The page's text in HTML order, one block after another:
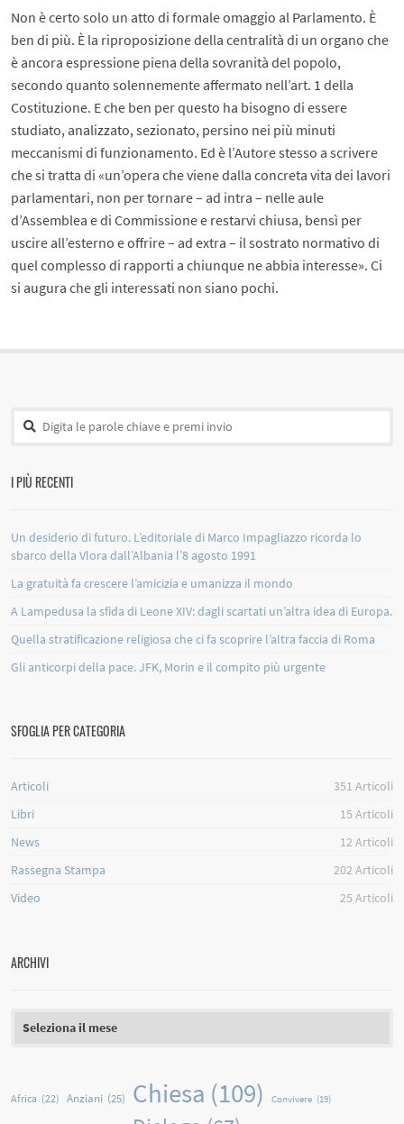
Non è certo solo un atto di formale omaggio al Parlamento. È
ben di più. È la riproposizione della centralità di un organo che
è ancora espressione piena della sovranità del popolo,
secondo quanto solennemente affermato nell’art. 1 della
Costituzione. E che ben per questo ha bisogno di essere
studiato, analizzato, sezionato, persino nei più minuti
meccanismi di funzionamento. Ed è l’Autore stesso a scrivere
che si tratta di «un’opera che viene dalla concreta vita dei lavori
parlamentari, non per tornare – ad intra – nelle aule
d’Assemblea e di Commissione e restarvi chiusa, bensì per
uscire all’esterno e offrire – ad extra – il sostrato normativo di
quel complesso di rapporti a chiunque ne abbia interesse». Ci
si augura che gli interessati non siano pochi.
I PIÙ RECENTI
Un desiderio di futuro. L’editoriale di Marco Impagliazzo ricorda lo
sbarco della Vlora dall’Albania l’8 agosto 1991
La gratuità fa crescere l’amicizia e umanizza il mondo
A Lampedusa la sfida di Leone XIV: dagli scartati un’altra idea di Europa.
Quella stratificazione religiosa che ci fa scoprire l’altra faccia di Roma
Gli anticorpi della pace. JFK, Morin e il compito più urgente
SFOGLIA PER CATEGORIA
Articoli 351 Articoli
Libri
15 Articoli
News
12Articoli
Rassegna Stampa
202Articoli
Video
25 Articoli
ARCHIVI
Africa (22) Anziani (25) Chiesa (109) Convivere (19)